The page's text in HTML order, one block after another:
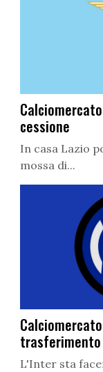
cessione
In casa Lazio
mossa di...
trasferimento
L'Inter sta